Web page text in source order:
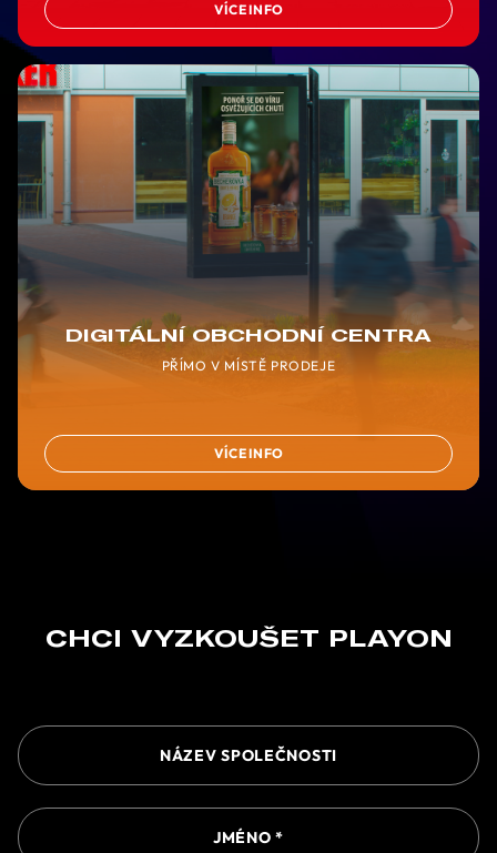
VÍCE INFO
DIGITÁLNÍ OBCHODNÍ CENTRA
PŘÍMO V MÍSTĚ PRODEJE
VÍCE INFO
CHCI VYZKOUŠET PLAYON